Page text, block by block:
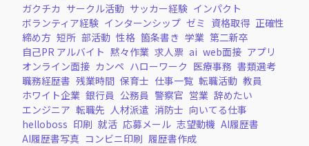
ガクチカ サークル活動 サッカー経験 インパクト
ボランティア経験 インターンシップ ゼミ 資格取得 正確性
締め方 短所 部活動 性格 箇条書き 学業 第二新卒
自己PR アルバイト 黙々作業 求人票 ai web面接 アプリ
オンライン面接 カンペ ハローワーク 医療事務 書類選考
職務経歴書 残業時間 保育士 仕事一覧 転職活動 教員
ホワイト企業 銀行員 公務員 警察官 営業 辞めたい
エンジニア 転職先 人材派遣 消防士 向いてる仕事
helloboss 印刷 就活 応募メール 志望動機 AI履歴書
AI履歴書写真 コンビニ印刷 履歴書作成